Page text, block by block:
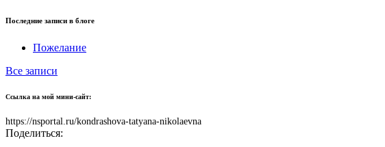
Последние записи в блоге
Пожелание
Все записи
Ссылка на мой мини-сайт:
https://nsportal.ru/kondrashova-tatyana-nikolaevna
Поделиться: